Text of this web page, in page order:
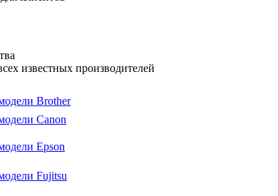
известных производителей
Brother
Canon
Epson
Fujitsu